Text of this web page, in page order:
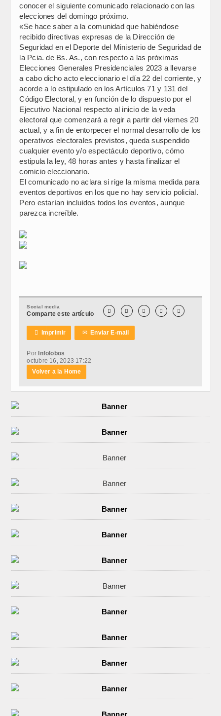
conocer el siguiente comunicado relacionado con las
elecciones del domingo próximo.
«Se hace saber a la comunidad que habiéndose
recibido directivas expresas de la Dirección de
Seguridad en el Deporte del Ministerio de Seguridad de
la Pcia. de Bs. As., con respecto a las próximas
Elecciones Generales Presidenciales 2023 a llevarse
a cabo dicho acto eleccionario el día 22 del corriente, y
acorde a lo estipulado en los Artículos 71 y 131 del
Código Electoral, y en función de lo dispuesto por el
Ejecutivo Nacional respecto al inicio de la veda
electoral que comenzará a regir a partir del viernes 20
actual, y a fin de entorpecer el normal desarrollo de los
operativos electorales previstos, queda suspendido
cualquier evento y/o espectáculo deportivo, cómo
estipula la ley, 48 horas antes y hasta finalizar el
comicio eleccionario.
El comunicado no aclara si rige la misma medida para
eventos deportivos en los que no hay servicio policial.
Pero estarían incluidos todos los eventos, aunque
parezca increíble.
Social media
Comparte este artículo     
 Imprimir ✉Enviar E-mail
Por Infolobos
octubre 16, 2023 17:22
Volver a la Home